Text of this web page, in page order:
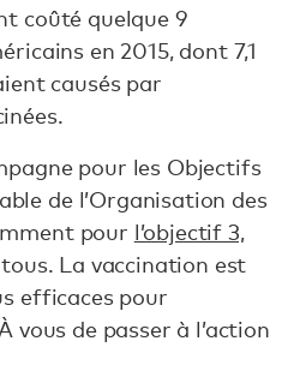
coûté quelque 9
en 2015, dont 7,1
causés par
pour les Objectifs
de l’Organisation des
pour l’objectif 3,
La vaccination est
efficaces pour
de passer à l’action